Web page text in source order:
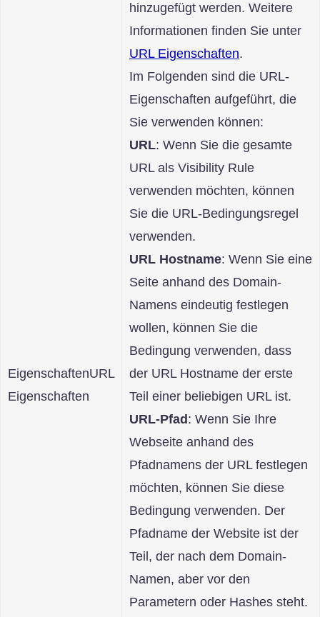
EigenschaftenURL
Eigenschaften
hinzugefügt werden. Weitere
Informationen finden Sie unter
URL Eigenschaften.
Im Folgenden sind die URL-
Eigenschaften aufgeführt, die
Sie verwenden können:
URL: Wenn Sie die gesamte
URL als Visibility Rule
verwenden möchten, können
Sie die URL-Bedingungsregel
verwenden.
URL Hostname: Wenn Sie eine
Seite anhand des Domain-
Namens eindeutig festlegen
wollen, können Sie die
Bedingung verwenden, dass
der URL Hostname der erste
Teil einer beliebigen URL ist.
URL-Pfad : Wenn Sie Ihre
Webseite anhand des
Pfadnamens der URL festlegen
möchten, können Sie diese
Bedingung verwenden. Der
Pfadname der Website ist der
Teil, der nach dem Domain-
Namen, aber vor den
Parametern oder Hashes steht.